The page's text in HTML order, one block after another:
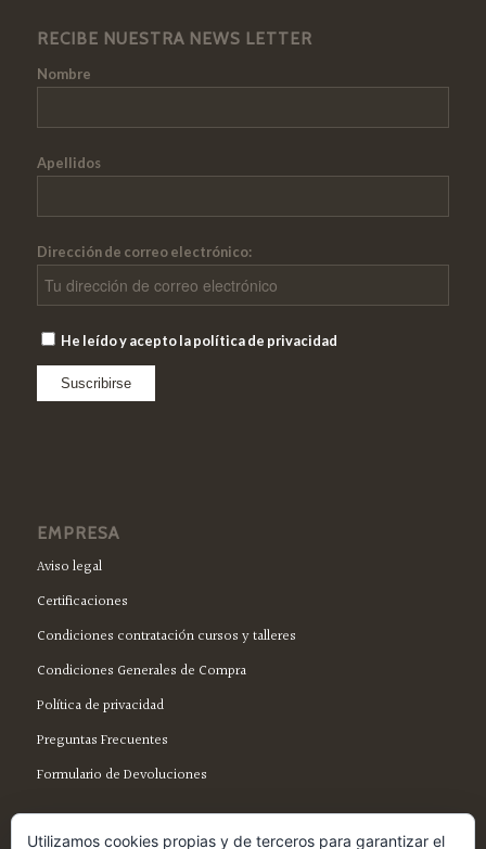
RECIBE NUESTRA NEWS LETTER
Nombre
Apellidos
Dirección de correo electrónico:
He leído y acepto la política de privacidad
EMPRESA
Aviso legal
Certificaciones
Condiciones contratación cursos y talleres
Condiciones Generales de Compra
Política de privacidad
Preguntas Frecuentes
Formulario de Devoluciones
Utilizamos cookies propias y de terceros para garantizar el